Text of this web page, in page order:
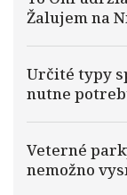
Žalujem na
Určité typy
nutne
Veterné
nemožno